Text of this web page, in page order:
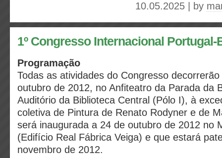
10.05.2025 | by
1º Congresso Internacional
Programação
Todas as atividades do Congresso
outubro de 2012, no Anfiteatro da Parada da
Auditório da Biblioteca Central (Pólo I), à
coletiva de Pintura de Renato Rodyner e de
será inaugurada a 24 de outubro de 2012 no
(Edifício Real Fábrica Veiga) e que estará
novembro de 2012.